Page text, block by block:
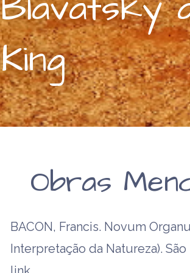
King
Obras
BACON, Francis. Novum
Interpretação da Natureza).